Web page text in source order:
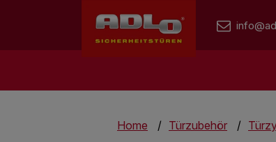
Home Türzubehör